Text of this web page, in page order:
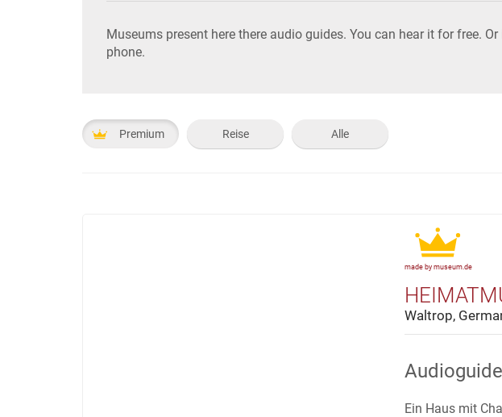
Museums present here there audio guides. You can hear it for free.
phone.
Premium Reise Alle
made by museum.de
Waltrop,
Ein Haus mit